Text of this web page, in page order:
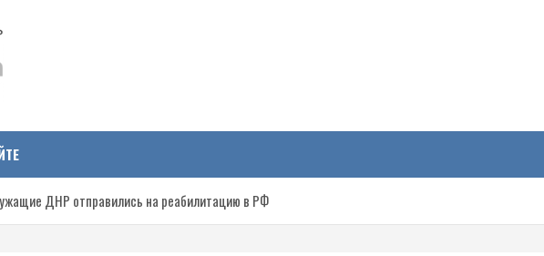
на
события в Новороссии,
ДНР отправились на реабилитацию в РФ